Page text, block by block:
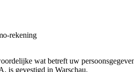
rekening
wat betreft uw
is gevestigd in Warschau.